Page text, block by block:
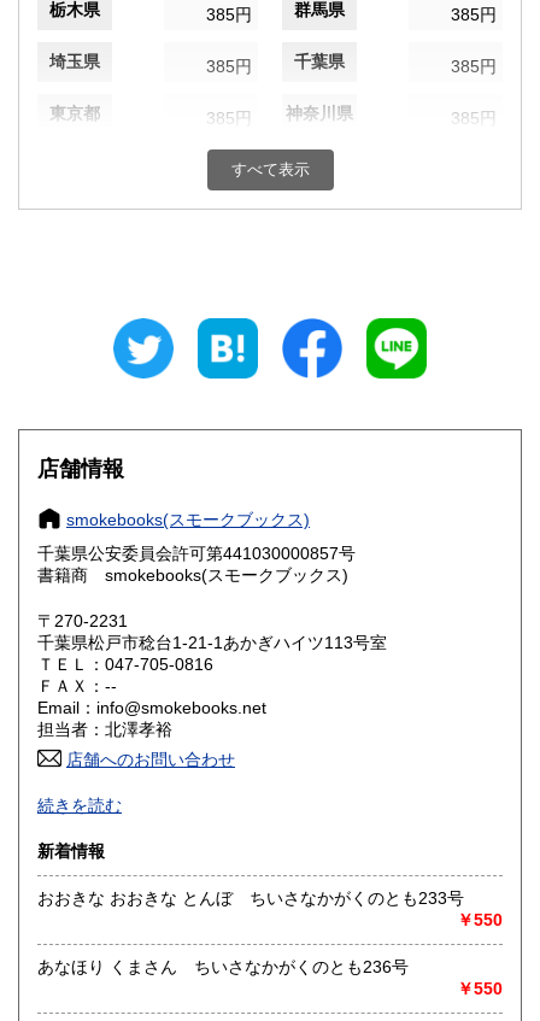
栃木県 385円 群馬県 385円
埼玉県 385円 千葉県 385円
東京都 385円 神奈川県 385円
385円 富山県
385円 静岡県
385円 三重県
滋賀県 385円 京都府 385円
大阪府
奈良県 385円 和歌山県
鳥取県 385円 島根県
岡山県 385円 広島県
山口県
香川県
佐賀県
熊本県 385円 大分県 385円
宮崎県 385円 鹿児島県 385円
すべて表示
店舗情報
smokebooks(スモークブックス)
千葉県公安委員会許可第441030000857号
書籍商 smokebooks(スモークブックス)
〒270-2231
千葉県松戸市稔台1-21-1あかぎハイツ113号室
ＴＥＬ：047-705-0816
ＦＡＸ：--
Email：info@smokebooks.net
担当者：北澤孝裕
店舗へのお問い合わせ
-
沿線名：武蔵野線
最寄駅：新八柱
営業時間：11:00~18:30
定休日：木曜日
書籍の買取について
お気軽にお問い合わせください。
続きを読む
新着情報
おおきな おおきな とんぼ ちいさなかがくのとも233号
￥550
あなほり くまさん ちいさなかがくのとも236号
￥550